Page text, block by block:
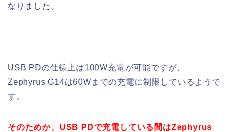
なりました。
USB PDの仕様上は100W充電が可能ですが、
Zephyrus G14は60Wまでの充電に制限しているようで
す。
そのためか、USB PDで充電している間はZephyrus